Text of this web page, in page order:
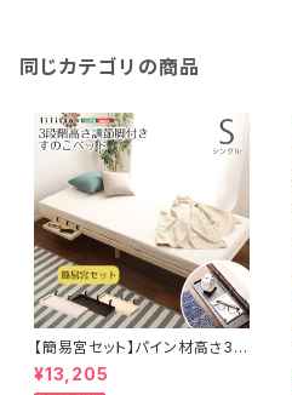
同じカテゴリの商品
【簡易宮セット】パイン材高さ3段
階調整脚付きすのこベッド（シン
グル）【Lilitta-リリッタ-】
¥13,205